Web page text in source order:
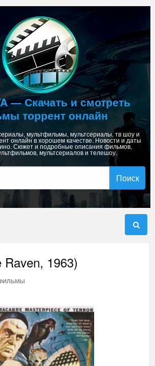
— Скачать и смотреть
торрент онлайн
мультфильмы, мультсериалы, тв шоу и
онлайн в хорошем качестве. Новости и даты
Сюжет и подробные описания фильмов,
мультсериалов и телешоу.
1963)